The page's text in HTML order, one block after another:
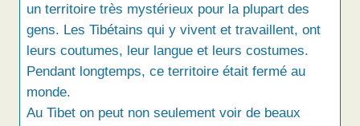
un territoire très mystérieux pour la plupart des
gens. Les Tibétains qui y vivent et travaillent, ont
leurs coutumes, leur langue et leurs costumes.
Pendant longtemps, ce territoire était fermé au
monde.
Au Tibet on peut non seulement voir de beaux